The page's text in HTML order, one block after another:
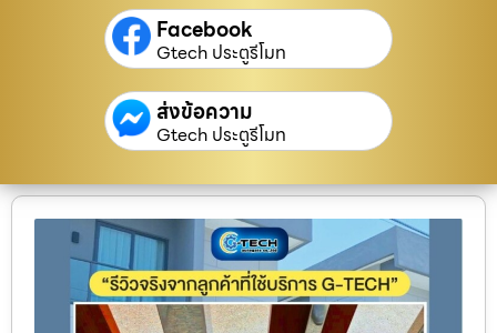
Facebook
Gtech ประตูรีโมท
ส่งข้อความ
Gtech ประตูรีโมท